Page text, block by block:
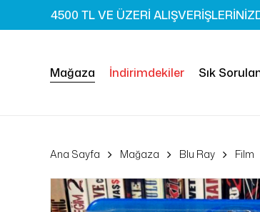
4500 TL VE ÜZERİ
Mağaza İndirimdekiler Sık
Ana Sayfa Mağaza Blu Ray Film